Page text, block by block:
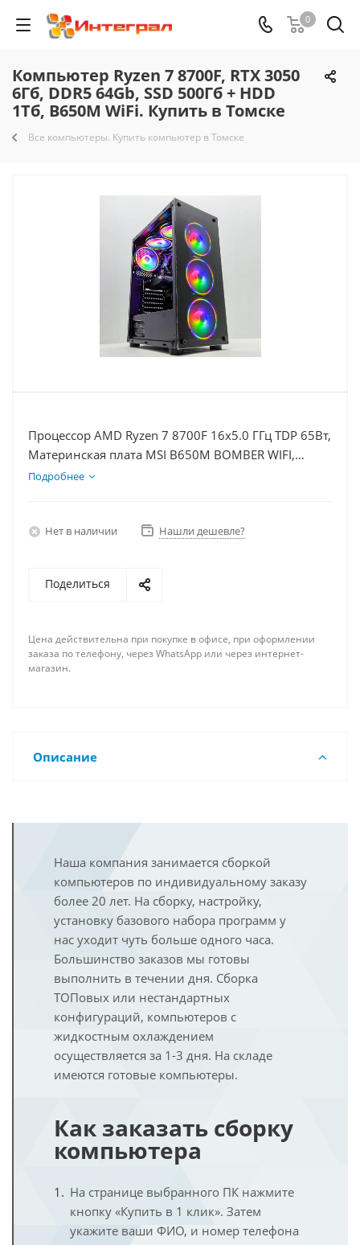
0
Компьютер Ryzen 7 8700F, RTX 3050
6Гб, DDR5 64Gb, SSD 500Гб + HDD
1Тб, B650M WiFi. Купить в Томске
Все компьютеры. Купить компьютер в Томске
Процессор AMD Ryzen 7 8700F 16x5.0 ГГц TDP 65Вт,
Материнская плата MSI B650M BOMBER WIFI,
Видеокарта RTX 3050 6Гб, Память DDR5 64Gb,
Подробнее
Нет в наличии Нашли дешевле?
Поделиться
Цена действительна при покупке в офисе, при оформлении
заказа по телефону, через WhatsApp или через интернет-
магазин.
Описание
Наша компания занимается сборкой
компьютеров по индивидуальному заказу
более 20 лет. На сборку, настройку,
установку базового набора программ у
нас уходит чуть больше одного часа.
Большинство заказов мы готовы
выполнить в течении дня. Сборка
ТОПовых или нестандартных
конфигураций, компьютеров с
жидкостным охлаждением
осуществляется за 1-3 дня. На складе
имеются готовые компьютеры.
Как заказать сборку
компьютера
На странице выбранного ПК нажмите
кнопку «Купить в 1 клик». Затем
укажите ваши ФИО, и номер телефона